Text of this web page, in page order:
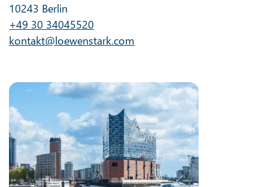
10243 Berlin
+49 30 34045520
kontakt@loewenstark.com